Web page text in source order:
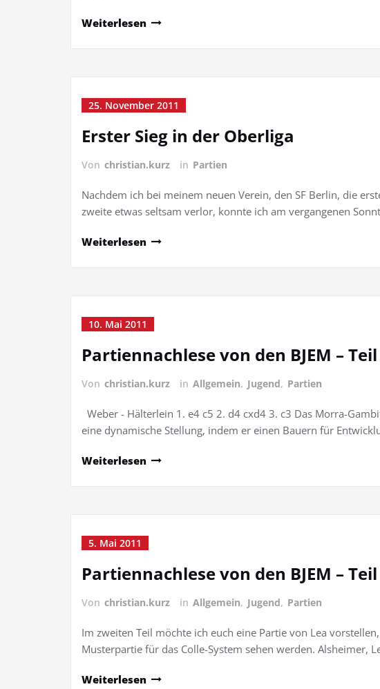
Weiterlesen
25. November 2011
Erster Sieg in der Oberliga
Von christian.kurz in Partien
Nachdem ich bei meinem neuen Verein, den SF Berlin, die
zweite etwas seltsam verlor, konnte ich am vergangenen
Weiterlesen
10. Mai 2011
Partiennachlese von den BJEM – Teil
Von christian.kurz in Allgemein, Jugend, Partien
Weber - Hälterlein 1. e4 c5 2. d4 cxd4 3. c3 Das Morra-
eine dynamische Stellung, indem er einen Bauern für
Weiterlesen
5. Mai 2011
Partiennachlese von den BJEM – Teil
Von christian.kurz in Allgemein, Jugend, Partien
Im zweiten Teil möchte ich euch eine Partie von Lea
Musterpartie für das Colle-System sehen werden. Alsheimer,
Weiterlesen